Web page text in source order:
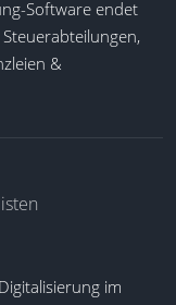
verbesserte
Software endet
&
im